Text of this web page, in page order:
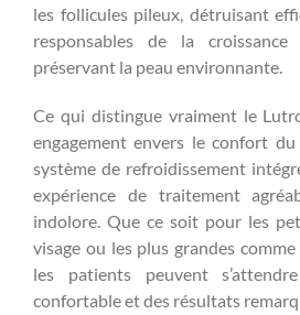
les follicules pileux, détruisant
responsables de la
préservant la peau environnante.
Ce qui distingue vraiment le
engagement envers le confort du
système de refroidissement
expérience de traitement
indolore. Que ce soit pour les
visage ou les plus grandes
les patients peuvent
confortable et des résultats